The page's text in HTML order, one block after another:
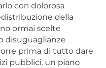
con dolorosa
della
ormai scelte
disuguaglianze
prima di tutto dare
pubblici, un piano